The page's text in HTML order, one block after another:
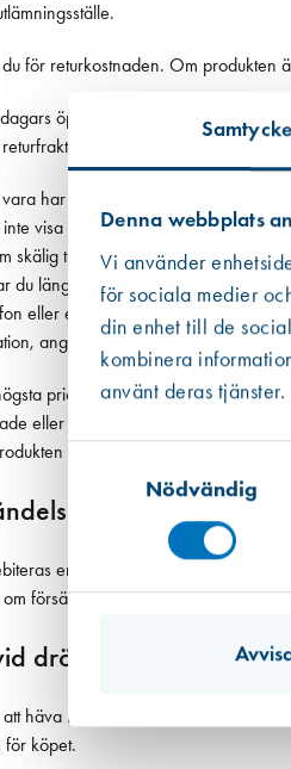
Samtycke
Denna webbplats
Vi använder
för sociala medier
din enhet till de
kombinera
använt deras tjänster.
Nödvändig
för returkostnaden. Om
öppet köp. Byten och återköp
har du rätt att göra det om felet
visa sig direkt. Du har rätt att
skälig tid efter att du upptäckt eller
du längst ner på denna sida.
eller e-post om du önskar reklamera.
ange dina kontaktuppgifter och
prioritet ochåterbetalarså
eller ej kompletta varor återtas ej.
inte vara i originalskick.
en avgift på 150 kr inkl. moms
försändelsen ska skickas på nytt.
dröjsmål
häva köpet om förseningen har
köpet.